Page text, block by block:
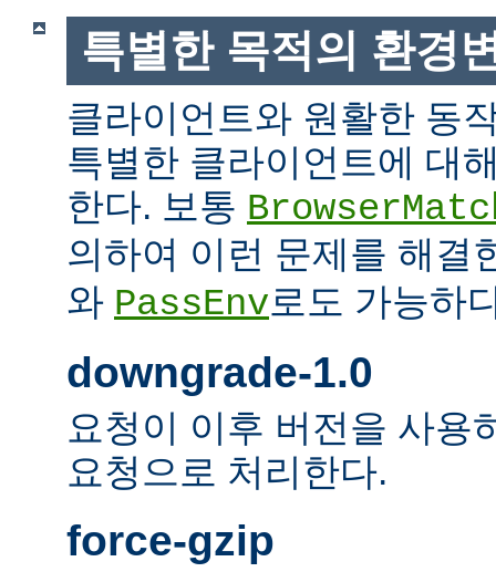
특별한 목적의 환경
클라이언트와 원활한 동
특별한 클라이언트에 대
한다. 보통
의하여 이런 문제를 해결
와 PassEnv로도 가능하
downgrade-1.0
요청이 이후 버전을 사용
요청으로 처리한다.
force-gzip